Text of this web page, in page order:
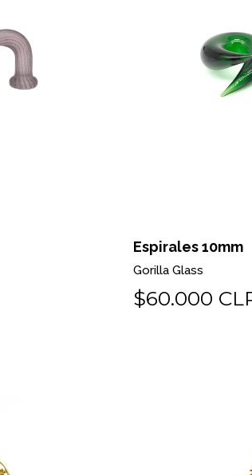
Espirales 10mm
Gorilla Glass
$60.000